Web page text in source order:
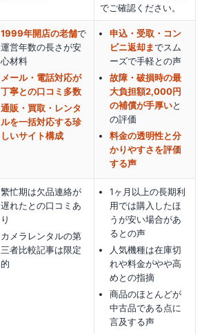
でご確認ください。
1999年開店の老舗で
運営年数の長さが安
心材料
メール・電話対応が
丁寧との口コミ多数
通販・買取・レンタ
ルを一括対応する珍
しいサイト構成
申込・受取・コン
ビニ返却までスム
ーズで手軽との声
故障・破損時の最
大負担額2,000円
の補償が手厚いと
の評価
料金の透明性と分
かりやすさを評価
する声
繁忙期は欠品連絡が
遅れたとの口コミあ
り
カメラレンタルの第
三者比較記事は限定
的
1ヶ月以上の長期利
用では購入したほ
うが安い場合があ
るとの声
人気機種は在庫切
れや料金がやや高
めとの指摘
商品のほとんどが
中古品である点に
言及する声